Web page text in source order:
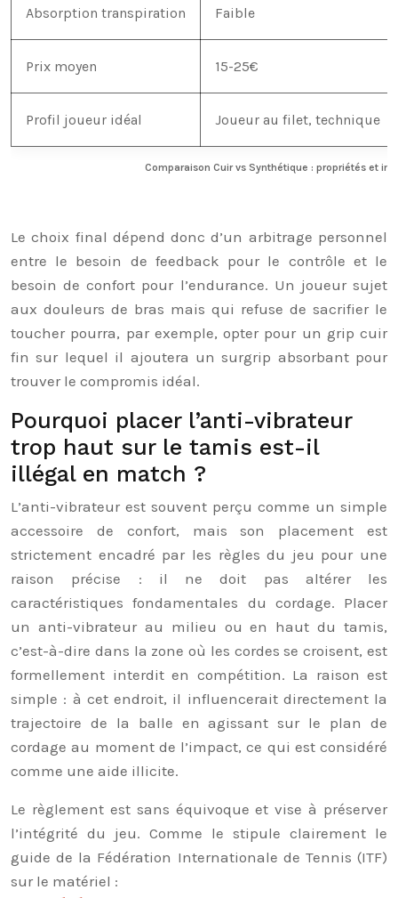
Comparaison Cuir vs Synthétique : propriétés et
Absorption transpiration Faible
Prix moyen 15-25€
Profil joueur idéal Joueur au filet, technique
Le choix final dépend donc d’un arbitrage personnel
entre le besoin de feedback pour le contrôle et le
besoin de confort pour l’endurance. Un joueur sujet
aux douleurs de bras mais qui refuse de sacrifier le
toucher pourra, par exemple, opter pour un grip cuir
fin sur lequel il ajoutera un surgrip absorbant pour
trouver le compromis idéal.
Pourquoi placer l’anti-vibrateur
trop haut sur le tamis est-il
illégal en match ?
L’anti-vibrateur est souvent perçu comme un simple
accessoire de confort, mais son placement est
strictement encadré par les règles du jeu pour une
raison précise : il ne doit pas altérer les
caractéristiques fondamentales du cordage. Placer
un anti-vibrateur au milieu ou en haut du tamis,
c’est-à-dire dans la zone où les cordes se croisent, est
formellement interdit en compétition. La raison est
simple : à cet endroit, il influencerait directement la
trajectoire de la balle en agissant sur le plan de
cordage au moment de l’impact, ce qui est considéré
comme une aide illicite.
Le règlement est sans équivoque et vise à préserver
l’intégrité du jeu. Comme le stipule clairement le
guide de la Fédération Internationale de Tennis (ITF)
sur le matériel :